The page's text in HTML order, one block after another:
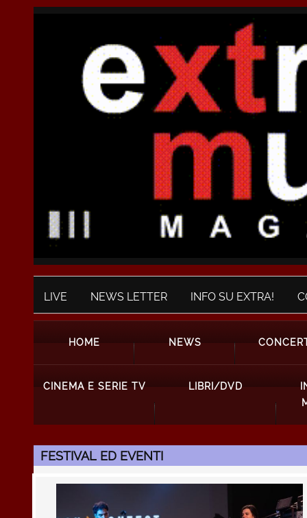
LIVE NEWS LETTER INFO SU EXTRA!
HOME NEWS
CINEMA E SERIE TV LIBRI/DVD
FESTIVAL ED EVENTI